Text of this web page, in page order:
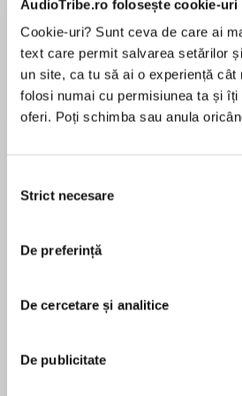
AudioTribe.ro folosește cookie-uri
Cookie-uri? Sunt ceva de care ai
text care permit salvarea setărilor
un site, ca tu să ai o experiență cât
folosi numai cu permisiunea ta și
oferi. Poți schimba sau anula
consimțământului
Strict necesare
De preferință
De cercetare și analitice
De publicitate
Desprecarte
The imaginary world they
waiting for them to come back.
world of Roar when they were
until recently, they’d all but
nightmares kidnaps their
When the twins go backto
discover there’s no time to
pentru această carte
Jenny McLachlanis the author